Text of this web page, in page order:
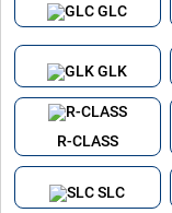
GLC
GLK
R-CLASS
SLC